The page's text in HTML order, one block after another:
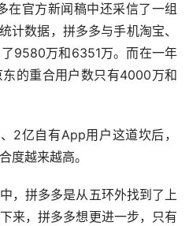
在官方新闻稿中还采信了一组
数据，拼多多与手机淘宝、
9580万和6351万。而在一年
的重合用户数只有4000万和
2亿自有App用户这道坎后，
度越来越高。
，拼多多是从五环外找到了上
来，拼多多想更进一步，只有